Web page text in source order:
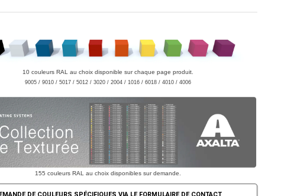
10 couleurs RAL au choix disponible sur chaque page produit.
9005 / 9010 / 5017 / 5012 / 3020 / 2004 / 1016 / 6018 / 4010 / 4006
155 couleurs RAL au choix disponibles sur demande.
DE COULEURS SPÉCIFIQUES VIA LE FORMULAIRE DE CONTACT